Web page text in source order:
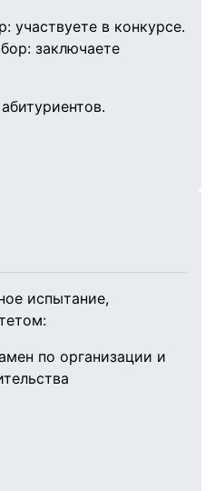
участвуете в конкурсе.
заключаете
испытание,
по организации и